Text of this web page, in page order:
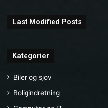
Last Modified Posts
Kategorier
Biler og sjov
Boligindretning